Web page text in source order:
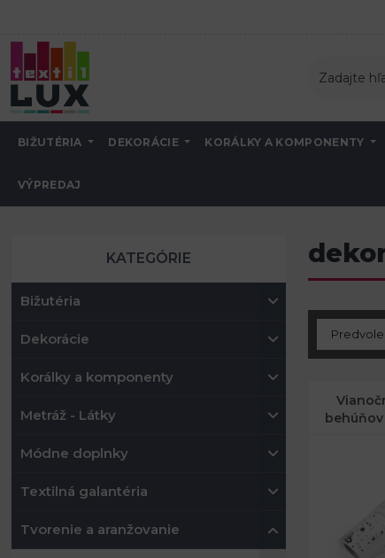
BIŽUTÉRIA DEKORÁCIE KORÁLKY A KOMPONENTY
VÝPREDAJ
Úvod Tvorenie a aranžovanie
KATEGÓRIE
Bižutéria
Dekorácie
Korálky a komponenty
Metráž - Látky
Módne doplnky
Textilná galantéria
Tvorenie a aranžovanie